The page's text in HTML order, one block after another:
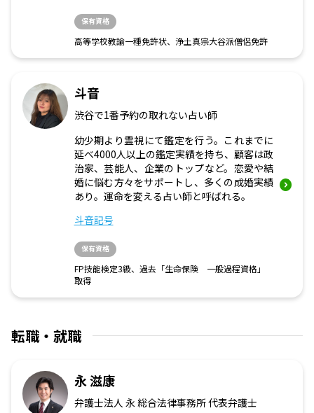
保有資格
高等学校教諭一種免許状、浄土真宗大谷派僧侶免許
斗音
渋谷で1番予約の取れない占い師
幼少期より霊視にて鑑定を行う。これまでに
延べ4000人以上の鑑定実績を持ち、顧客は政
治家、芸能人、企業のトップなど。恋愛や結
婚に悩む方々をサポートし、多くの成婚実績
あり。運命を変える占い師と呼ばれる。
斗音記号
保有資格
FP技能検定3級、過去「生命保険 一般過程資格」
取得
転職・就職
永 滋康
弁護士法人 永 総合法律事務所 代表弁護士